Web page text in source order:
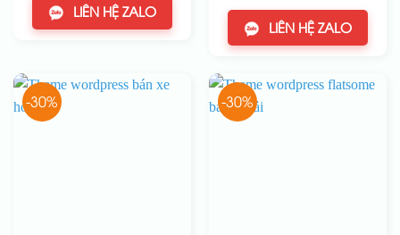
LIÊN HỆ ZALO
LIÊN HỆ ZALO
-30% -30%